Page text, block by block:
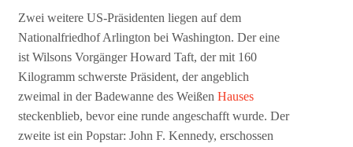
Zwei weitere US-Präsidenten liegen auf dem
Nationalfriedhof Arlington bei Washington. Der eine
ist Wilsons Vorgänger Howard Taft, der mit 160
Kilogramm schwerste Präsident, der angeblich
zweimal in der Badewanne des WeißenHauses
steckenblieb, bevor eine runde angeschafft wurde. Der
zweite ist ein Popstar: John F. Kennedy, erschossen